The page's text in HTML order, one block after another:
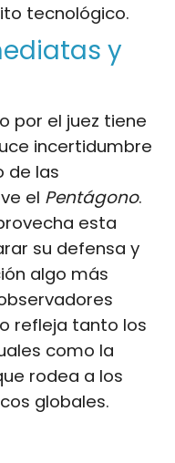
tecnológico.
y
por el juez tiene
incertidumbre
de las
el Pentágono.
esta
su defensa y
algo más
refleja tanto los
como la
rodea a los
globales.